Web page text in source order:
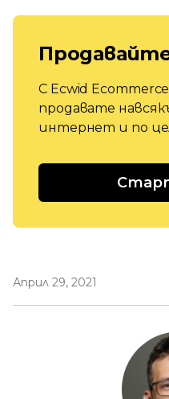
С Ecwid
продавате
интернет и по
Април 29, 2021